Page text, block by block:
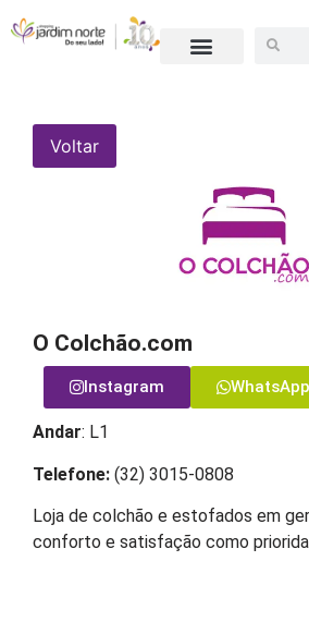
Voltar
O Colchão.com
Instagram WhatsApp
Andar: L1
Telefone: (32) 3015-0808
Loja de colchão e estofados em
conforto e satisfação como